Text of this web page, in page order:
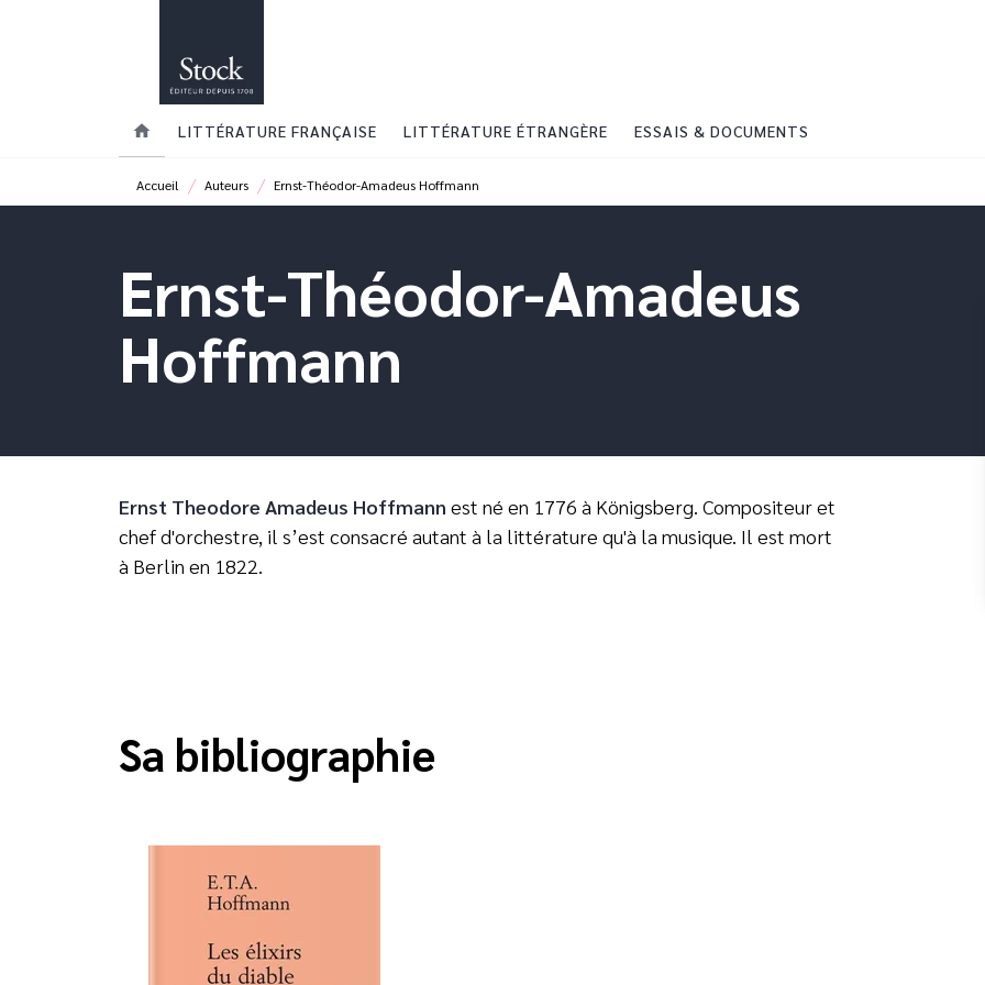
home LITTÉRATURE FRANÇAISE LITTÉRATURE ÉTRANGÈRE ESSAIS & DOCUMENTS
Accueil / Auteurs / Ernst-Théodor-Amadeus Hoffmann
Ernst-Théodor-Amadeus
Hoffmann
Ernst Theodore Amadeus Hoffmann est né en 1776 à Königsberg. Compositeur et
chef d'orchestre, il s’est consacré autant à la littérature qu'à la musique. Il est mort
à Berlin en 1822.
Sa bibliographie